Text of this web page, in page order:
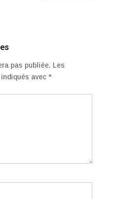
pas publiée. Les
avec *